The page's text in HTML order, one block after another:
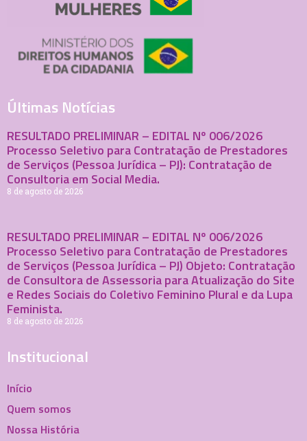
Últimas Notícias
RESULTADO PRELIMINAR – EDITAL Nº 006/2026
Processo Seletivo para Contratação de Prestadores
de Serviços (Pessoa Jurídica – PJ): Contratação de
Consultoria em Social Media.
8 de agosto de 2026
RESULTADO PRELIMINAR – EDITAL Nº 006/2026
Processo Seletivo para Contratação de Prestadores
de Serviços (Pessoa Jurídica – PJ) Objeto: Contratação
de Consultora de Assessoria para Atualização do Site
e Redes Sociais do Coletivo Feminino Plural e da Lupa
Feminista.
8 de agosto de 2026
Institucional
Início
Quem somos
Nossa História